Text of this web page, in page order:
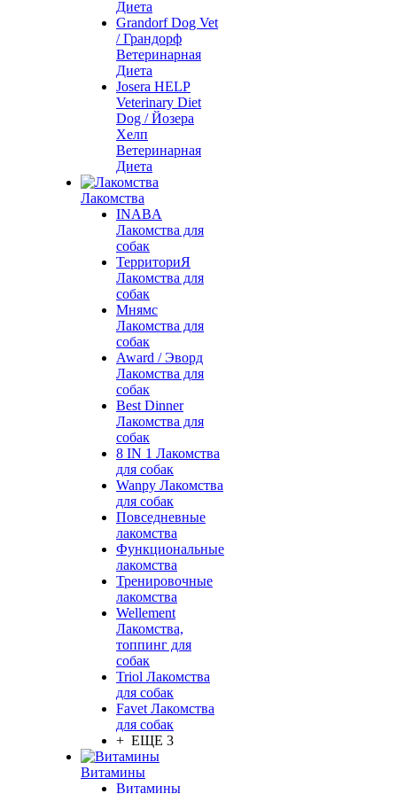
Диета
Grandorf Dog Vet
/ Грандорф
Ветеринарная
Диета
Josera HELP
Veterinary Diet
Dog / Йозера
Хелп
Ветеринарная
Диета
Лакомства
INABA
Лакомства для
собак
ТерриториЯ
Лакомства для
собак
Мнямс
Лакомства для
собак
Award / Эворд
Лакомства для
собак
Best Dinner
Лакомства для
собак
8 IN 1 Лакомства
для собак
Wanpy Лакомства
для собак
Повседневные
лакомства
Функциональные
лакомства
Тренировочные
лакомства
Wellement
Лакомства,
топпинг для
собак
Triol Лакомства
для собак
Favet Лакомства
для собак
+ ЕЩЕ 3
Витамины
Витамины